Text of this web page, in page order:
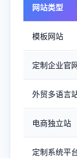
网站类型
模板网站
定制企业官
外贸多语言
电商独立站
定制系统平